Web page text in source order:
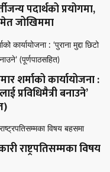
पदार्थको प्रयोगमा,
जोखिममा
शर्माको कार्यायोजना :
प्रविधिमैत्री बनाउने’
राष्ट्रपतिसम्मका विषय